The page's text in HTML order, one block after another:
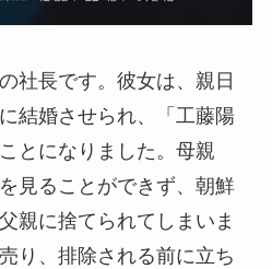
社長です。彼女は、親日
結婚させられ、「工藤陽
とになりました。母親
見ることができず、朝鮮
親に捨てられてしまいま
り、排除される前に立ち